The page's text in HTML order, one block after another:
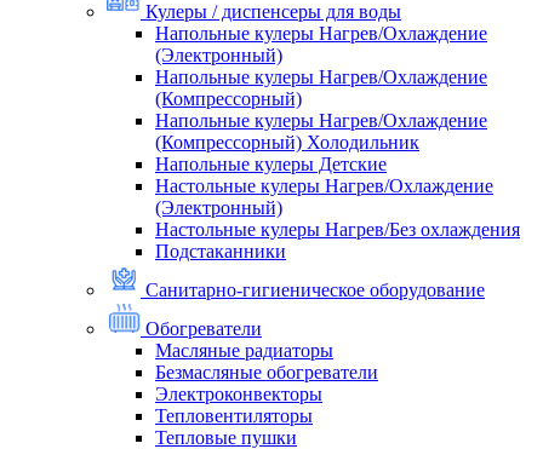
Кулеры / диспенсеры для воды
Напольные кулеры Нагрев/Охлаждение
(Электронный)
Напольные кулеры Нагрев/Охлаждение
(Компрессорный)
Напольные кулеры Нагрев/Охлаждение
(Компрессорный) Холодильник
Напольные кулеры Детские
Настольные кулеры Нагрев/Охлаждение
(Электронный)
Настольные кулеры Нагрев/Без охлаждения
Подстаканники
Санитарно-гигиеническое оборудование
Обогреватели
Масляные радиаторы
Безмасляные обогреватели
Электроконвекторы
Тепловентиляторы
Тепловые пушки